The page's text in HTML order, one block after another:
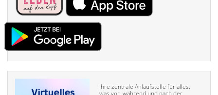
Ihre zentrale Anlaufstelle für alles,
was vor, während und nach der